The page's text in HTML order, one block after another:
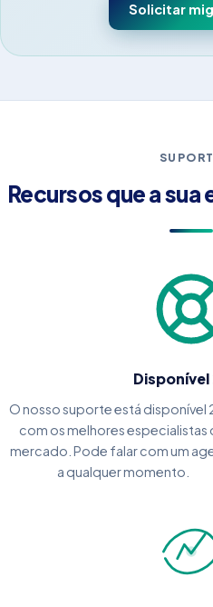
Solicitar
Recursos que a
O nosso suporte está disponível
com os melhores especialistas
mercado. Pode falar com um
a qualquer momento.